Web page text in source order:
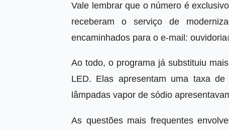
Vale lembrar que o número é
receberam o serviço de
encaminhados para o e-mail:
Ao todo, o programa já substituiu
LED. Elas apresentam uma taxa
lâmpadas vapor de sódio
As questões mais frequentes